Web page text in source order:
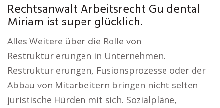
Rechtsanwalt Arbeitsrecht Guldental
Miriam ist super glücklich.
Alles Weitere über die Rolle von
Restrukturierungen in Unternehmen.
Restrukturierungen, Fusionsprozesse oder der
Abbau von Mitarbeitern bringen nicht selten
juristische Hürden mit sich. Sozialpläne,